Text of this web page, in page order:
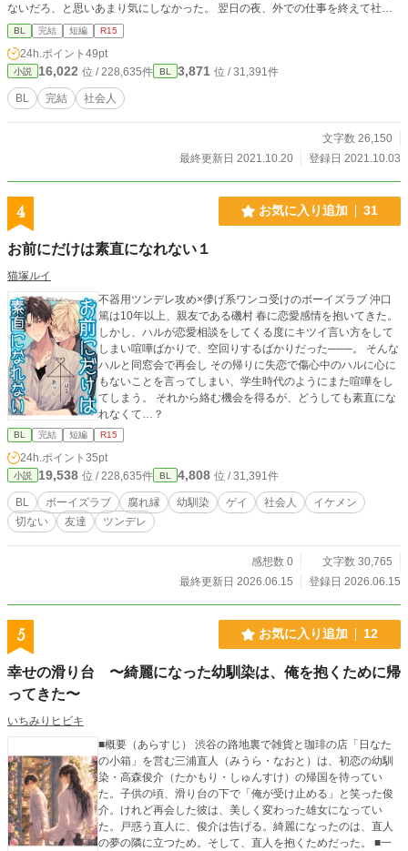
ないだろ、と思いあまり気にしなかった。 翌日の夜、外での仕事を終えて社内
に戻って来るといつものように誰もいなかった。 そんな所に『すみません』と
言う声が聞こえた。
BL 完結 短編 R15
24h.ポイント 49pt
小説 16,022 位 / 228,635件 BL 3,871 位 / 31,391件
BL 完結 社会人
文字数 26,150
最終更新日 2021.10.20
登録日 2021.10.03
4 お気に入り追加 31
お前にだけは素直になれない１
猫塚ルイ
不器用ツンデレ攻め×儚げ系ワンコ受けのボーイズラブ 沖口
篤は10年以上、親友である磯村 春に恋愛感情を抱いてきた。
しかし、ハルが恋愛相談をしてくる度にキツイ言い方をして
しまい喧嘩ばかりで、空回りするばかりだった───。 そんな
ハルと同窓会で再会し その帰りに失恋で傷心中のハルに心に
もないことを言ってしまい、学生時代のようにまた喧嘩をし
てしまう。 それから絡む機会を得るが、どうしても素直にな
れなくて…？
BL 完結 短編 R15
24h.ポイント 35pt
小説 19,538 位 / 228,635件 BL 4,808 位 / 31,391件
BL ボーイズラブ 腐れ縁 幼馴染 ゲイ 社会人
イケメン
切ない
友達 ツンデレ
感想数 0
文字数 30,765
最終更新日 2026.06.15
登録日 2026.06.15
5 お気に入り追加 12
幸せの滑り台 〜綺麗になった幼馴染は、俺を抱くために帰
ってきた〜
いちみりヒビキ
■概要（あらすじ） 渋谷の路地裏で雑貨と珈琲の店「日なた
の小箱」を営む三浦直人（みうら・なおと）は、初恋の幼馴
染・高森俊介（たかもり・しゅんすけ）の帰国を待ってい
た。子供の頃、滑り台の下で「俺が受け止める」と笑った俊
介。けれど再会した彼は、美しく変わった雄女になってい
た。戸惑う直人に、俊介は告げる。綺麗になったのは、直人
の夢の隣に立つため。そして、直人を抱くためだった。 ■一